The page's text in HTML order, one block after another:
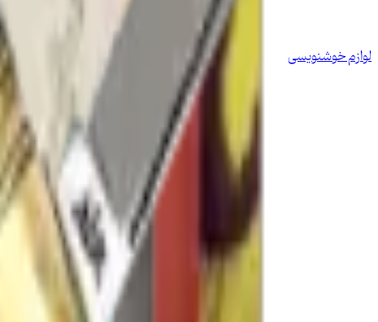
لوازم خوشنویسی